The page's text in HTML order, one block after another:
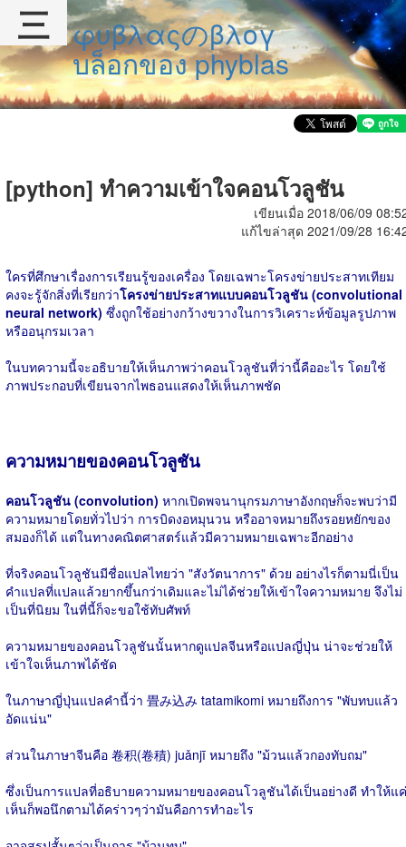
φυβλαςのβλογ
บล็อกของ phyblas
[python] ทำความเข้าใจคอนโวลูชัน
เขียนเมื่อ 2018/06/09
แก้ไขล่าสุด 2021/09/28
ใครที่ศึกษาเรื่องการเรียนรู้ของเครื่อง โดยเฉพาะโครงข่ายประสาทเทียม
คงจะรู้จักสิ่งที่เรียกว่าโครงข่ายประสาทแบบคอนโวลูชัน (convolutional
neural network) ซึ่งถูกใช้อย่างกว้างขวางในการวิเคราะห์ข้อมูลรูปภาพ
หรืออนุกรมเวลา
ในบทความนี้จะอธิบายให้เห็นภาพว่าคอนโวลูชันที่ว่านี้คืออะไร โดยใช้
ภาพประกอบที่เขียนจากไพธอนแสดงให้เห็นภาพชัด
ความหมายของคอนโวลูชัน
คอนโวลูชัน (convolution) หากเปิดพจนานุกรมภาษาอังกฤษก็จะพบว่ามี
ความหมายโดยทั่วไปว่า การบิดงอหมุนวน หรืออาจหมายถึงรอยหยักของ
สมองก็ได้ แต่ในทางคณิตศาสตร์แล้วมีความหมายเฉพาะอีกอย่าง
ที่จริงคอนโวลูชันมีชื่อแปลไทยว่า "สังวัตนาการ" ด้วย อย่างไรก็ตามนี่เป็น
คำแปลที่แปลแล้วยากขึ้นกว่าเดิมและไม่ได้ช่วยให้เข้าใจความหมาย จึงไม่
เป็นที่นิยม ในที่นี้ก็จะขอใช้ทับศัพท์
ความหมายของคอนโวลูชันนั้นหากดูแปลจีนหรือแปลญี่ปุ่น น่าจะช่วยให้
เข้าใจเห็นภาพได้ชัด
ในภาษาญี่ปุ่นแปลคำนี้ว่า 畳み込み tatamikomi หมายถึงการ "พับทบแล้ว
อัดแน่น"
ส่วนในภาษาจีนคือ 卷积(卷積) juǎnjī หมายถึง "ม้วนแล้วกองทับถม"
ซึ่งเป็นการแปลที่อธิบายความหมายของคอนโวลูชันได้เป็นอย่างดี ทำให้แค่
เห็นก็พอนึกตามได้คร่าวๆว่ามันคือการทำอะไร
三